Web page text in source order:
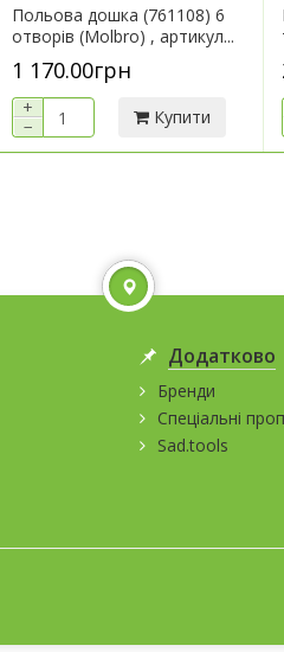
Польова дошка (761108) 6
отворів (Molbro) , артикул...
1 170.00грн
+
−
Купити
Додатково
Бренди
Спеціальні
Sad.tools